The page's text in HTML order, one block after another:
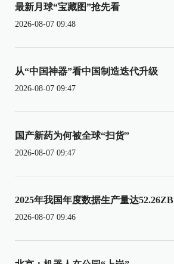
最新月球“宝藏图”抢先看
2026-08-07 09:48
从“中国神器”看中国制造迭代升级
2026-08-07 09:47
国产新药为何被全球“扫货”
2026-08-07 09:47
2025年我国年度数据生产量达52.26ZB
2026-08-07 09:46